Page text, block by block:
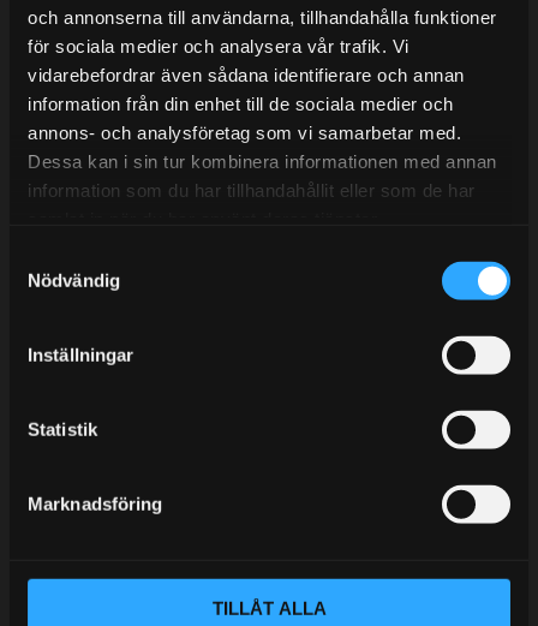
och annonserna till användarna, tillhandahålla funktioner
för sociala medier och analysera vår trafik. Vi
vidarebefordrar även sådana identifierare och annan
information från din enhet till de sociala medier och
annons- och analysföretag som vi samarbetar med.
Dessa kan i sin tur kombinera informationen med annan
information som du har tillhandahållit eller som de har
Nödvändig
Inställningar
Statistik
Marknadsföring
TILLÅT ALLA
Mån-Tors: 10:30-15:00
Lunchstängt 12:00-13:00
Tel: 031- 51 66 60
E-post:info@streetperformance.se
BLOG
KONTAKTA OSS